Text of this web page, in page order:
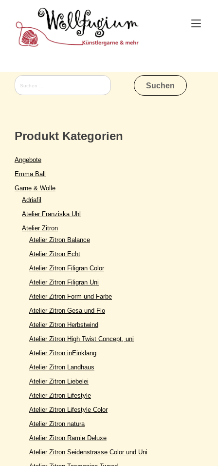
content
Suchen
nach:
Produkt Kategorien
Angebote
Emma Ball
Garne & Wolle
Adriafil
Atelier Franziska Uhl
Atelier Zitron
Atelier Zitron Balance
Atelier Zitron Echt
Atelier Zitron Filigran Color
Atelier Zitron Filigran Uni
Atelier Zitron Form und Farbe
Atelier Zitron Gesa und Flo
Atelier Zitron Herbstwind
Atelier Zitron High Twist Concept, uni
Atelier Zitron inEinklang
Atelier Zitron Landhaus
Atelier Zitron Liebelei
Atelier Zitron Lifestyle
Atelier Zitron Lifestyle Color
Atelier Zitron natura
Atelier Zitron Ramie Deluxe
Atelier Zitron Seidenstrasse Color und Uni